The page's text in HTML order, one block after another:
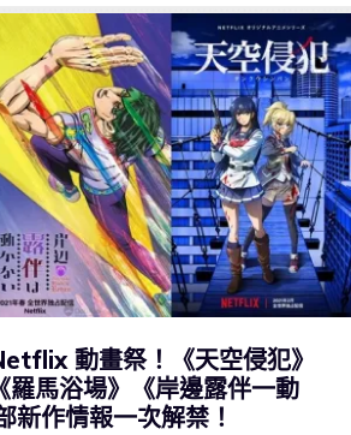
動畫祭！《天空侵犯》
羅馬浴場》《岸邊露伴一動
新作情報一次解禁！